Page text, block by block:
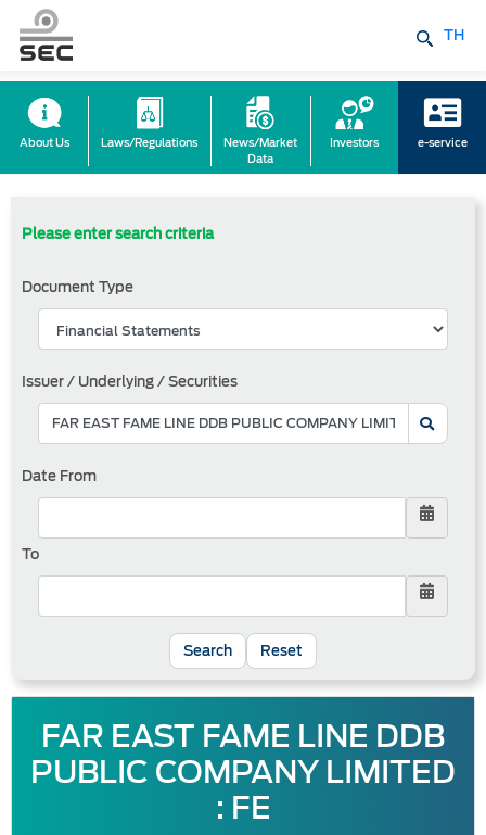
TH
About Us Laws/Regulations
News/Market
Data
Investors e-service
Please enter search criteria
Document Type
Issuer / Underlying / Securities
Date From
To
Reset
FAR EAST FAME LINE DDB
PUBLIC COMPANY LIMITED
: FE